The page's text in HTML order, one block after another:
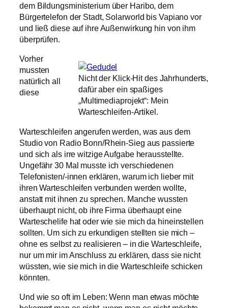
dem Bildungsministerium über Haribo, dem
Bürgertelefon der Stadt, Solarworld bis Vapiano vor
und ließ diese auf ihre Außenwirkung hin von ihm
überprüfen.
Nicht der Klick-Hit des Jahrhunderts,
dafür aber ein spaßiges
„Multimediaprojekt“: Mein
Warteschleifen-Artikel.
Vorher
mussten
natürlich all
diese
Warteschleifen angerufen werden, was aus dem
Studio von Radio Bonn/Rhein-Sieg aus passierte
und sich als irre witzige Aufgabe herausstellte.
Ungefähr 30 Mal musste ich verschiedenen
Telefonisten/-innen erklären, warum ich lieber mit
ihren Warteschleifen verbunden werden wollte,
anstatt mit ihnen zu sprechen. Manche wussten
überhaupt nicht, ob ihre Firma überhaupt eine
Warteschelife hat oder wie sie mich da hineinstellen
sollten. Um sich zu erkundigen stellten sie mich –
ohne es selbst zu realisieren – in die Warteschleife,
nur um mir im Anschluss zu erklären, dass sie nicht
wüssten, wie sie mich in die Warteschleife schicken
könnten.
Und wie so oft im Leben: Wenn man etwas möchte